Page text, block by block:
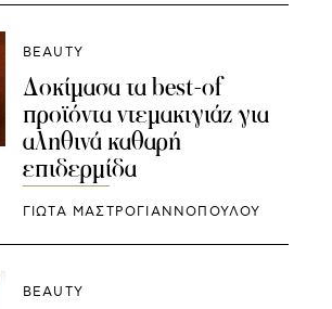
BEAUTY
Δοκίμασα τα best-of
προϊόντα ντεμακιγιάζ για
αληθινά καθαρή
επιδερμίδα
ΓΙΩΤΑ ΜΑΣΤΡΟΓΙΑΝΝΟΠΟΥΛΟΥ
BEAUTY